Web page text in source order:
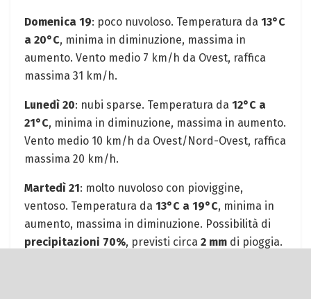
Domenica 19: poco nuvoloso. Temperatura da 13°C
a 20°C, minima in diminuzione, massima in
aumento. Vento medio 7 km/h da Ovest, raffica
massima 31 km/h.
Lunedì 20: nubi sparse. Temperatura da 12°C a
21°C, minima in diminuzione, massima in aumento.
Vento medio 10 km/h da Ovest/Nord-Ovest, raffica
massima 20 km/h.
Martedì 21: molto nuvoloso con pioviggine,
ventoso. Temperatura da 13°C a 19°C, minima in
aumento, massima in diminuzione. Possibilità di
precipitazioni 70%, previsti circa 2 mm di pioggia.